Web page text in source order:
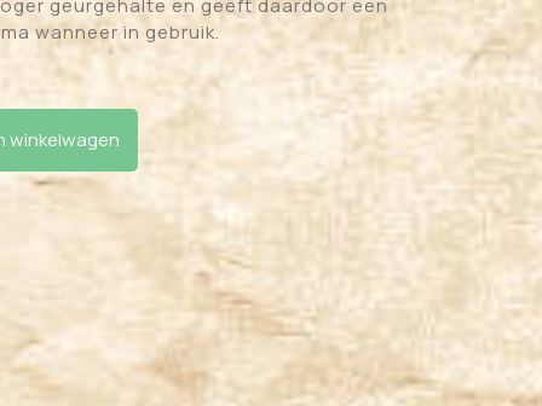
wanneer in gebruik.
roos - Stamford aantal
winkelwagen